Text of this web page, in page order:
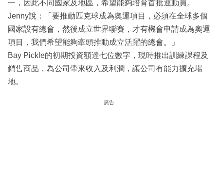
一，因此不同國家及地區，希望能夠培育首批運動員。
Jenny說：「要推動匹克球成為奧運項目，必須在全球多個
國家設有總會，然後成立世界聯賽，才有機會申請成為奧運
項目，我們希望能夠牽頭推動成立活躍的總會。」
Bay Pickle的初期投資額達七位數字，現時推出訓練課程及
銷售商品，為公司帶來收入及利潤，讓公司有能力擴充場
地。
廣告